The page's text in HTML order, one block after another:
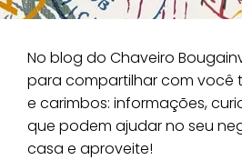
No blog do Chaveiro
para compartilhar com você
e carimbos: informações,
que podem ajudar no seu
casa e aproveite!